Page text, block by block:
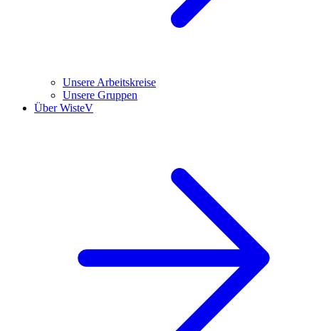
Unsere Arbeitskreise
Unsere Gruppen
Über WisteV